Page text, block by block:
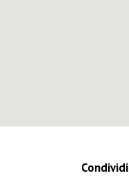
Condividi